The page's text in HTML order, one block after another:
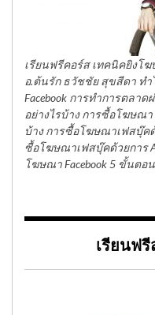
เรียนฟรีคอร์ส เทคนิคยิงโ
อ.ต้นรัก ธวัชชัย สุขสีดา ท
Facebook การทำการตลาด
อย่างไรบ้าง การซื้อโฆษณา
บ้าง การซื้อโฆษณาเฟสบุ๊คด้
ซื้อโฆษณาเฟสบุ๊คด้วยการ
โฆษณา Facebook 5 ขั้นตอน
เรียนฟ